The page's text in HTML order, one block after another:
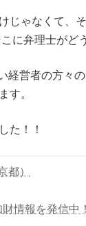
じゃなくて、
に弁理士がど
経営者の方々
す。
た！！
都）
情報を発信中！